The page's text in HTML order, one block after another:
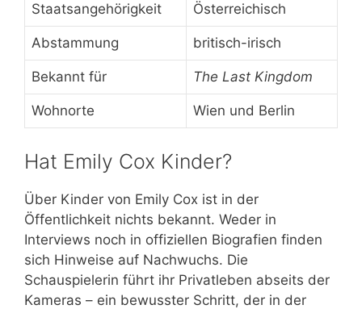
Staatsangehörigkeit Österreichisch
Abstammung britisch-irisch
Bekannt für The Last Kingdom
Wohnorte Wien und Berlin
Hat Emily Cox Kinder?
Über Kinder von Emily Cox ist in der
Öffentlichkeit nichts bekannt. Weder in
Interviews noch in offiziellen Biografien finden
sich Hinweise auf Nachwuchs. Die
Schauspielerin führt ihr Privatleben abseits der
Kameras – ein bewusster Schritt, der in der